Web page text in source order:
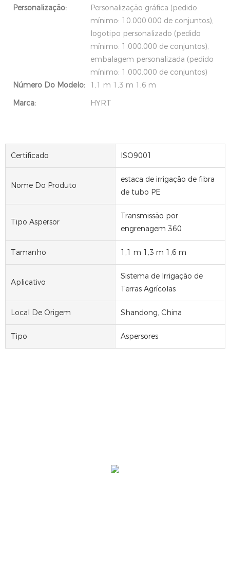
Personalização:
Personalização gráfica (pedido
mínimo: 10.000.000 de conjuntos),
logotipo personalizado (pedido
mínimo: 1.000.000 de conjuntos),
embalagem personalizada (pedido
mínimo: 1.000.000 de conjuntos)
Número Do Modelo:
1,1 m 1,3 m 1,6 m
Marca:
HYRT
Certificado ISO9001
Nome Do Produto
estaca de irrigação de fibra
de tubo PE
Tipo Aspersor
Transmissão por
engrenagem 360
Tamanho 1,1 m 1,3 m 1,6 m
Aplicativo
Sistema de Irrigação de
Terras Agrícolas
Local De Origem Shandong, China
Tipo Aspersores